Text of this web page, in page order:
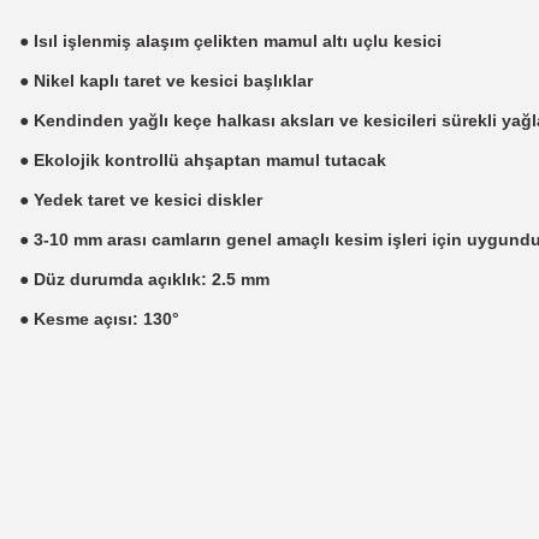
● Isıl işlenmiş alaşım çelikten mamul altı uçlu kesici
● Nikel kaplı taret ve kesici başlıklar
● Kendinden yağlı keçe halkası aksları ve kesicileri sürekli
● Ekolojik kontrollü ahşaptan mamul tutacak
● Yedek taret ve kesici diskler
● 3-10 mm arası camların genel amaçlı kesim işleri için
● Düz durumda açıklık: 2.5 mm
● Kesme açısı: 130°